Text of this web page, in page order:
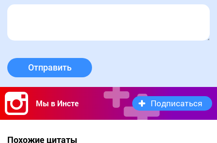
Отправить
Мы в Инсте Подписаться
Похожие цитаты